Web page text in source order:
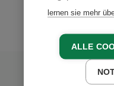
lernen sie mehr
ALLE